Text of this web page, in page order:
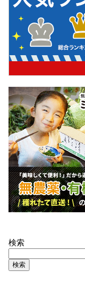
検索
検索